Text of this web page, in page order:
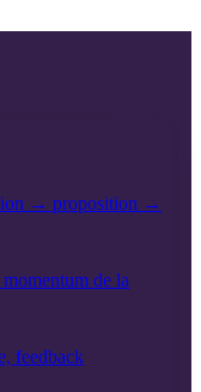
→ proposition →
de la
feedback